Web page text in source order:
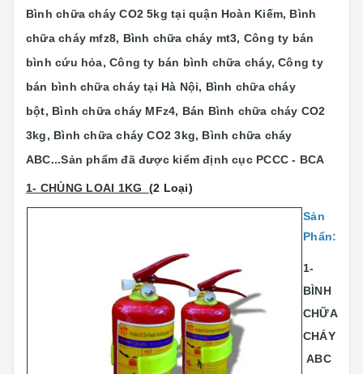
Bình chữa cháy CO2 5kg tại quận Hoàn Kiếm, Bình
chữa cháy mfz8, Bình chữa cháy mt3, Công ty bán
bình cứu hỏa, Công ty bán bình chữa cháy, Công ty
bán bình chữa cháy tại Hà Nội, Bình chữa cháy
bột, Bình chữa cháy MFz4, Bán Bình chữa cháy CO2
3kg, Bình chữa cháy CO2 3kg, Bình chữa cháy
ABC...Sản phẩm đã được kiểm định cục PCCC - BCA
1- CHỦNG LOAI 1KG (2 Loại)
Sản
Phẩn:
1-
BÌNH
CHỮA
CHÁY
ABC